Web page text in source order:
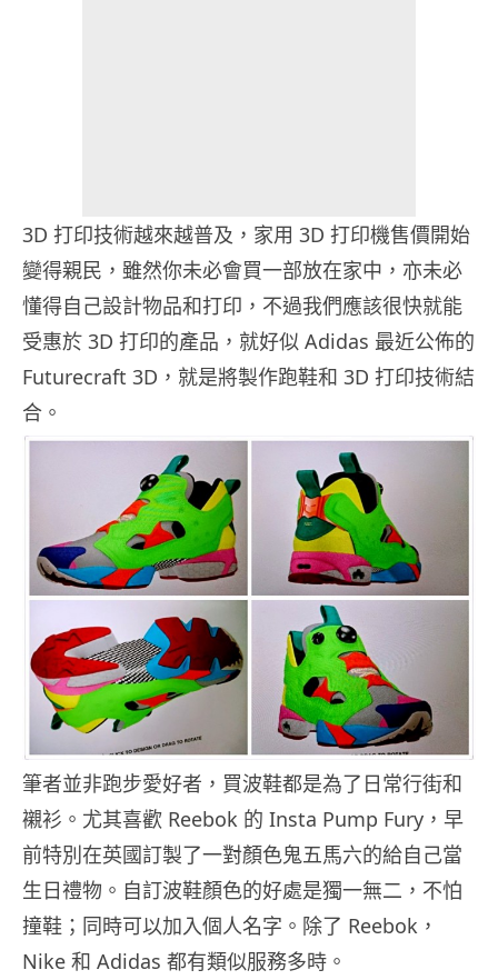
3D 打印技術越來越普及，家用 3D 打印機售價開始
變得親民，雖然你未必會買一部放在家中，亦未必
懂得自己設計物品和打印，不過我們應該很快就能
受惠於 3D 打印的產品，就好似 Adidas 最近公佈的
Futurecraft 3D，就是將製作跑鞋和 3D 打印技術結
合。
筆者並非跑步愛好者，買波鞋都是為了日常行街和
襯衫。尤其喜歡 Reebok 的 Insta Pump Fury，早
前特別在英國訂製了一對顏色鬼五馬六的給自己當
生日禮物。自訂波鞋顏色的好處是獨一無二，不怕
撞鞋；同時可以加入個人名字。除了 Reebok，
Nike 和 Adidas 都有類似服務多時。